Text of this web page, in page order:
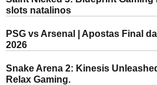
slots natalinos
PSG vs Arsenal | Apostas Final
2026
Snake Arena 2: Kinesis
Relax Gaming.